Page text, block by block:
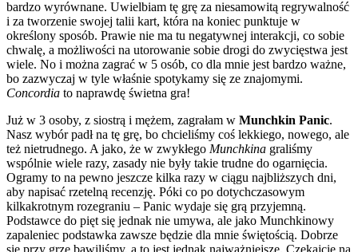
bardzo wyrównane. Uwielbiam tę grę za niesamowitą regrywalność
i za tworzenie swojej talii kart, która na koniec punktuje w
określony sposób. Prawie nie ma tu negatywnej interakcji, co sobie
chwalę, a możliwości na utorowanie sobie drogi do zwycięstwa jest
wiele. No i można zagrać w 5 osób, co dla mnie jest bardzo ważne,
bo zazwyczaj w tyle właśnie spotykamy się ze znajomymi.
Concordia to naprawdę świetna gra!
Już w 3 osoby, z siostrą i mężem, zagrałam w Munchkin Panic.
Nasz wybór padł na tę grę, bo chcieliśmy coś lekkiego, nowego, ale
też nietrudnego. A jako, że w zwykłego Munchkina graliśmy
wspólnie wiele razy, zasady nie były takie trudne do ogarnięcia.
Ogramy to na pewno jeszcze kilka razy w ciągu najbliższych dni,
aby napisać rzetelną recenzję. Póki co po dotychczasowym
kilkakrotnym rozegraniu – Panic wydaje się grą przyjemną.
Podstawce do pięt się jednak nie umywa, ale jako Munchkinowy
zapaleniec podstawka zawsze będzie dla mnie świętością. Dobrze
się przy grze bawiliśmy, a to jest jednak najważniejsze. Czekajcie na